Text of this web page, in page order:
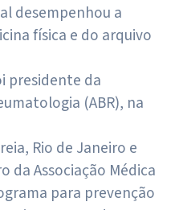
desempenhou a
física e do arquivo
presidente da
(ABR), na
Rio de Janeiro e
da Associação Médica
para prevenção